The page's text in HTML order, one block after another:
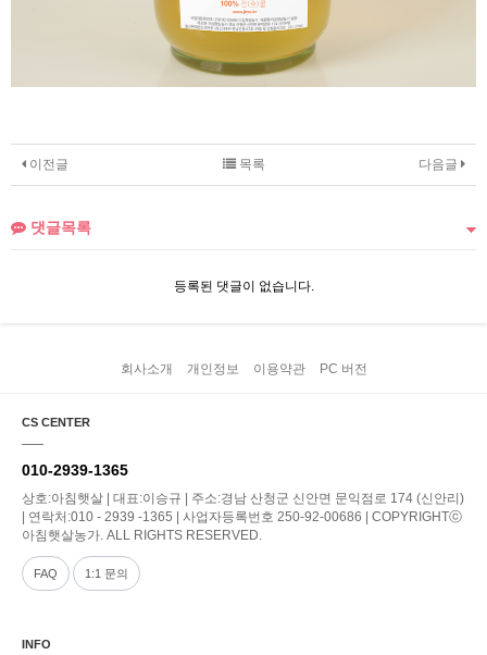
이전글 다음글
목록
댓글목록
등록된 댓글이 없습니다.
회사소개 개인정보 이용약관 PC 버전
CS CENTER
010-2939-1365
상호:아침햇살 | 대표:이승규 | 주소:경남 산청군 신안면 문익점로 174 (신안리)
| 연락처:010 - 2939 -1365 | 사업자등록번호 250-92-00686 | COPYRIGHTⓒ
아침햇살농가. ALL RIGHTS RESERVED.
FAQ 1:1 문의
INFO